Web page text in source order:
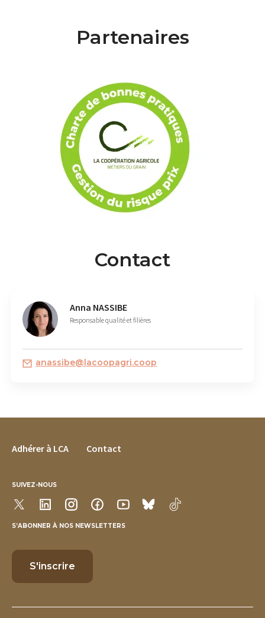
Partenaires
Contact
Anna NASSIBE
Responsable qualité et filières
anassibe@lacoopagri.coop
FOOTER MENU
Adhérer à LCA Contact
SUIVEZ-NOUS
S’ABONNER À NOS NEWSLETTERS